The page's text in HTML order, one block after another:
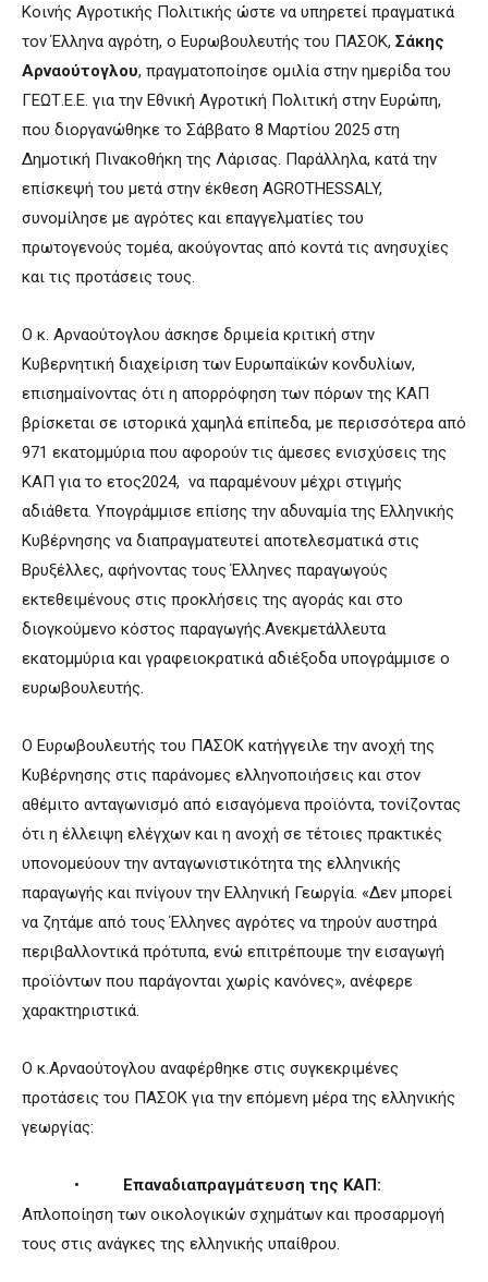
Κοινής Αγροτικής Πολιτικής ώστε να υπηρετεί πραγματικά
τον Έλληνα αγρότη, ο Ευρωβουλευτής του ΠΑΣΟΚ, Σάκης
Αρναούτογλου, πραγματοποίησε ομιλία στην ημερίδα του
ΓΕΩΤ.Ε.Ε. για την Εθνική Αγροτική Πολιτική στην Ευρώπη,
που διοργανώθηκε το Σάββατο 8 Μαρτίου 2025 στη
Δημοτική Πινακοθήκη της Λάρισας. Παράλληλα, κατά την
επίσκεψή του μετά στην έκθεση AGROTHESSALY,
συνομίλησε με αγρότες και επαγγελματίες του
πρωτογενούς τομέα, ακούγοντας από κοντά τις ανησυχίες
και τις προτάσεις τους.
Ο κ. Αρναούτογλου άσκησε δριμεία κριτική στην
Κυβερνητική διαχείριση των Ευρωπαϊκών κονδυλίων,
επισημαίνοντας ότι η απορρόφηση των πόρων της ΚΑΠ
βρίσκεται σε ιστορικά χαμηλά επίπεδα, με περισσότερα από
971 εκατομμύρια που αφορούν τις άμεσες ενισχύσεις της
ΚΑΠ για το ετος2024, να παραμένουν μέχρι στιγμής
αδιάθετα. Υπογράμμισε επίσης την αδυναμία της Ελληνικής
Κυβέρνησης να διαπραγματευτεί αποτελεσματικά στις
Βρυξέλλες, αφήνοντας τους Έλληνες παραγωγούς
εκτεθειμένους στις προκλήσεις της αγοράς και στο
διογκούμενο κόστος παραγωγής.Ανεκμετάλλευτα
εκατομμύρια και γραφειοκρατικά αδιέξοδα υπογράμμισε ο
ευρωβουλευτής.
Ο Ευρωβουλευτής του ΠΑΣΟΚ κατήγγειλε την ανοχή της
Κυβέρνησης στις παράνομες ελληνοποιήσεις και στον
αθέμιτο ανταγωνισμό από εισαγόμενα προϊόντα, τονίζοντας
ότι η έλλειψη ελέγχων και η ανοχή σε τέτοιες πρακτικές
υπονομεύουν την ανταγωνιστικότητα της ελληνικής
παραγωγής και πνίγουν την Ελληνική Γεωργία. «Δεν μπορεί
να ζητάμε από τους Έλληνες αγρότες να τηρούν αυστηρά
περιβαλλοντικά πρότυπα, ενώ επιτρέπουμε την εισαγωγή
προϊόντων που παράγονται χωρίς κανόνες», ανέφερε
χαρακτηριστικά.
Ο κ.Αρναούτογλου αναφέρθηκε στις συγκεκριμένες
προτάσεις του ΠΑΣΟΚ για την επόμενη μέρα της ελληνικής
γεωργίας:
• Επαναδιαπραγμάτευση της ΚΑΠ:
Απλοποίηση των οικολογικών σχημάτων και προσαρμογή
τους στις ανάγκες της ελληνικής υπαίθρου.